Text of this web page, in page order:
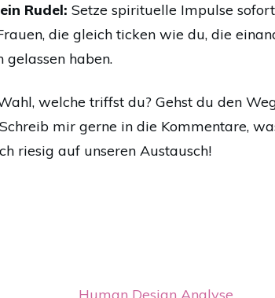
Rudel: Setze spirituelle Impulse
die gleich ticken wie du, die
haben.
welche triffst du? Gehst du den
mir gerne in die Kommentare,
riesig auf unseren Austausch!